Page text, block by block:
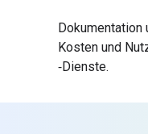
Dokumentation
Kosten und
‑Dienste.